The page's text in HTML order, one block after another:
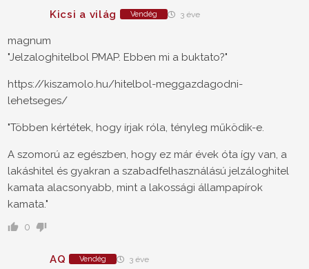
Kicsi a világ Vendég 3 éve
magnum
"Jelzaloghitelbol PMAP. Ebben mi a buktato?"
https://kiszamolo.hu/hitelbol-meggazdagodni-
lehetseges/
"Többen kértétek, hogy írjak róla, tényleg működik-e.
A szomorú az egészben, hogy ez már évek óta így van, a
lakáshitel és gyakran a szabadfelhasználású jelzáloghitel
kamata alacsonyabb, mint a lakossági állampapírok
kamata."
0
AQ Vendég 3 éve